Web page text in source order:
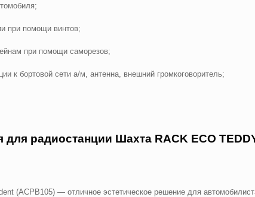
при помощи винтов;
при помощи саморезов;
к бортовой сети а/м, антенна, внешний громкоговоритель;
для радиостанции Шахта RACK ECO
(ACPB105) — отличное эстетическое решение для